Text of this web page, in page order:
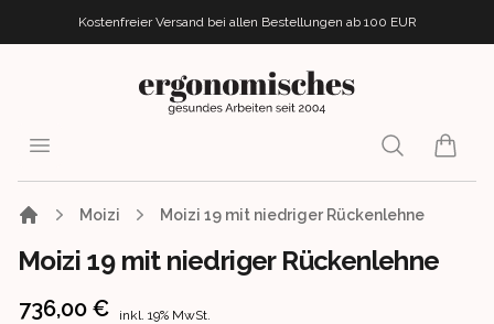
Kostenfreier Versand bei allen Bestellungen ab 100 EUR
ergonomisches.de
Open menu Search
items
Moizi Moizi 19 mit niedriger Rückenlehne
Moizi 19 mit niedriger Rückenlehne
Product information
736,00 € inkl. 19% MwSt.